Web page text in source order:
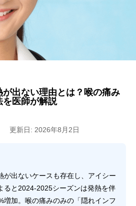
出ない理由とは？喉の痛み
を医師が解説
更新日: 2026年8月2日
が出ないケースも存在し、アイシー
ると2024-2025シーズンは発熱を伴
増加。喉の痛みのみの「隠れインフ